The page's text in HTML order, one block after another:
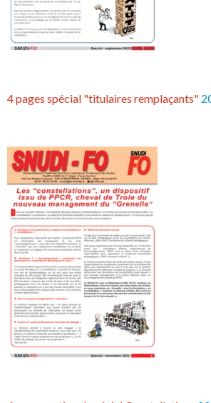
4 pages spécial "titulaires remplaçants"